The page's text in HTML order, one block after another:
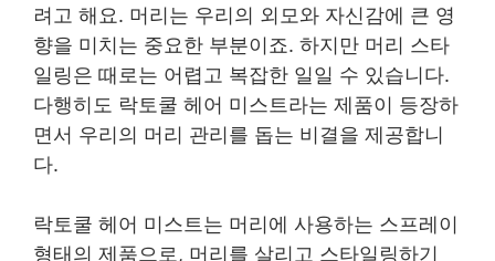
려고 해요. 머리는 우리의 외모와 자신감에 큰 영
향을 미치는 중요한 부분이죠. 하지만 머리 스타
일링은 때로는 어렵고 복잡한 일일 수 있습니다.
다행히도 락토쿨 헤어 미스트라는 제품이 등장하
면서 우리의 머리 관리를 돕는 비결을 제공합니
다.
락토쿨 헤어 미스트는 머리에 사용하는 스프레이
형태의 제품으로, 머리를 살리고 스타일링하기